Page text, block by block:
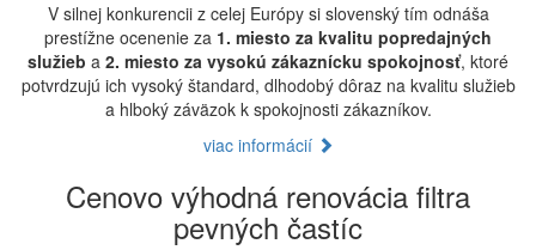
V silnej konkurencii z celej Európy si slovenský tím odnáša
prestížne ocenenie za 1. miesto za kvalitu popredajných
služieb a 2. miesto za vysokú zákaznícku spokojnosť, ktoré
potvrdzujú ich vysoký štandard, dlhodobý dôraz na kvalitu služieb
a hlboký záväzok k spokojnosti zákazníkov.
viac informácií
Cenovo výhodná renovácia filtra
pevných častíc